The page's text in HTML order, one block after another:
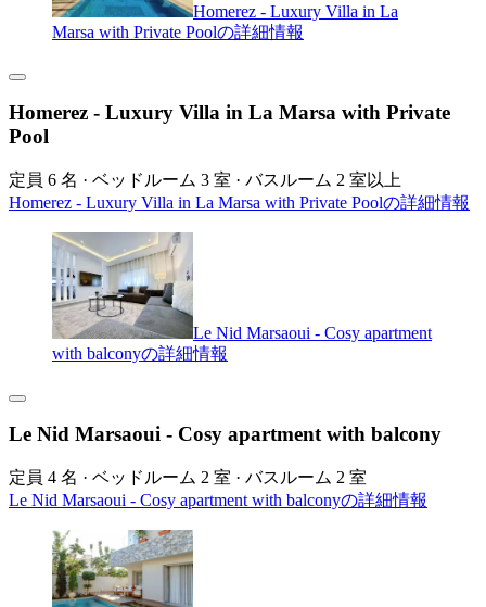
Homerez - Luxury Villa in La
Marsa with Private Poolの詳細情報
Homerez - Luxury Villa in La Marsa with Private
Pool
定員 6 名 · ベッドルーム 3 室 · バスルーム 2 室以上
Homerez - Luxury Villa in La Marsa with Private Poolの詳細情報
Le Nid Marsaoui - Cosy apartment
with balconyの詳細情報
Le Nid Marsaoui - Cosy apartment with balcony
定員 4 名 · ベッドルーム 2 室 · バスルーム 2 室
Le Nid Marsaoui - Cosy apartment with balconyの詳細情報